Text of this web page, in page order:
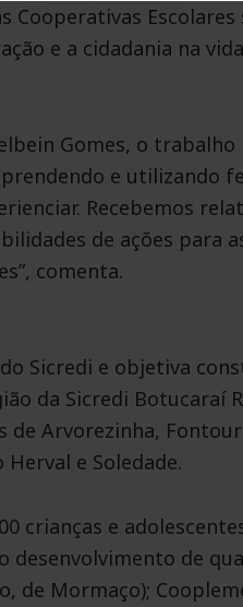
Cooperativas Escolares
e a cidadania na
Gomes, o trabalho
e utilizando
Recebemos
de ações para
comenta.
Sicredi e objetiva
da Sicredi Botucaraí
de Arvorezinha,
e Soledade.
crianças e
desenvolvimento de
de Mormaço);